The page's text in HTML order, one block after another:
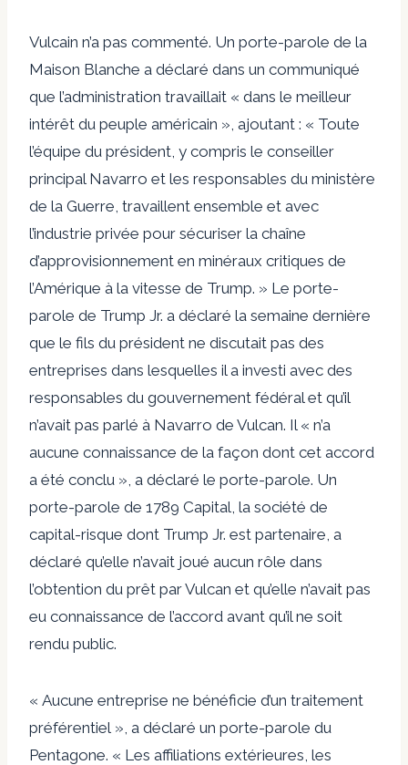
Vulcain n’a pas commenté. Un porte-parole de la
Maison Blanche a déclaré dans un communiqué
que l’administration travaillait « dans le meilleur
intérêt du peuple américain », ajoutant : « Toute
l’équipe du président, y compris le conseiller
principal Navarro et les responsables du ministère
de la Guerre, travaillent ensemble et avec
l’industrie privée pour sécuriser la chaîne
d’approvisionnement en minéraux critiques de
l’Amérique à la vitesse de Trump. » Le porte-
parole de Trump Jr. a déclaré la semaine dernière
que le fils du président ne discutait pas des
entreprises dans lesquelles il a investi avec des
responsables du gouvernement fédéral et qu’il
n’avait pas parlé à Navarro de Vulcan. Il « n’a
aucune connaissance de la façon dont cet accord
a été conclu », a déclaré le porte-parole. Un
porte-parole de 1789 Capital, la société de
capital-risque dont Trump Jr. est partenaire, a
déclaré qu’elle n’avait joué aucun rôle dans
l’obtention du prêt par Vulcan et qu’elle n’avait pas
eu connaissance de l’accord avant qu’il ne soit
rendu public.
« Aucune entreprise ne bénéficie d’un traitement
préférentiel », a déclaré un porte-parole du
Pentagone. « Les affiliations extérieures, les